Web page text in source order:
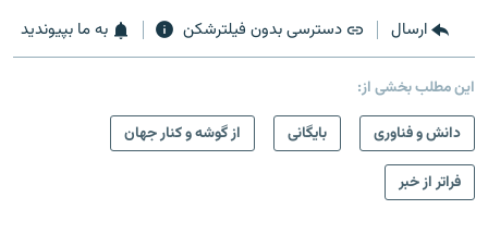
ارسال دسترسی بدون فیلترشکن به ما بپیوندید
این مطلب بخشی از:
دانش و فناوری
بایگانی از گوشه و کنار جهان
فراتر از خبر